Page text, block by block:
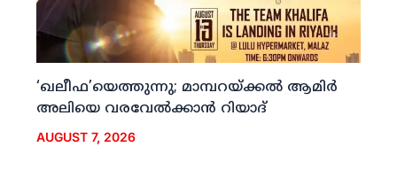
‘ഖലീഫ’യെത്തുന്നു; മാമ്പറയ്ക്കല്‍ ആമിര്‍
അലിയെ വരവേല്‍ക്കാന്‍ റിയാദ്
AUGUST 7, 2026